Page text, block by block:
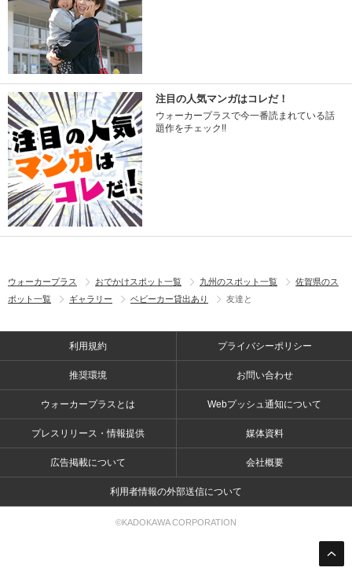
注目の人気マンガはコレだ！
ウォーカープラスで今一番読まれている話
題作をチェック!!
ウォーカープラス おでかけスポット一覧 九州のスポット一覧
佐賀県のス
ポット一覧
ギャラリー ベビーカー貸出あり 友達と
利用規約 プライバシーポリシー
推奨環境 お問い合わせ
ウォーカープラスとは Webプッシュ通知について
プレスリリース・情報提供 媒体資料
広告掲載について 会社概要
利用者情報の外部送信について
©KADOKAWA CORPORATION